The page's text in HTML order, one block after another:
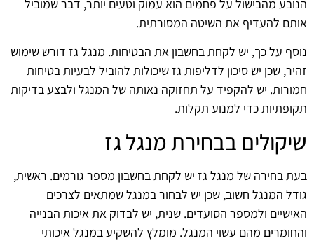
הנובע מהבישול על פחמים הוא עמוק וטעים יותר, דבר שמוביל
אותם להעדיף את השיטה המסורתית.
נוסף על כך, יש לקחת בחשבון את הבטיחות. מנגל גז דורש שימוש
זהיר, שכן יש סיכון לדליפות גז שיכולות להוביל לבעיות בטיחות
חמורות. יש להקפיד על תחזוקה נאותה של המנגל ולבצע בדיקות
תקופתיות כדי למנוע תקלות.
שיקולים בבחירת מנגל גז
בעת בחירה של מנגל גז יש לקחת בחשבון מספר גורמים. ראשית,
גודל המנגל חשוב, שכן יש לבחור במנגל שמתאים לצרכים
האישיים ולמספר הסועדים. שנית, יש לבדוק את איכות הבנייה
והחומרים מהם עשוי המנגל. מומלץ להשקיע במנגל איכותי